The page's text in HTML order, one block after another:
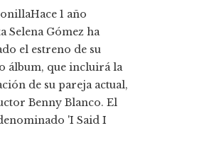
Hace 1 año
Selena Gómez ha
el estreno de su
álbum, que incluirá la
de su pareja actual,
Benny Blanco. El
'I Said I